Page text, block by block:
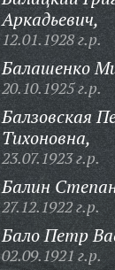
Аркадьевич,
12.01.1928 г.р.
Балашенко
20.10.1925 г.р.
Балзовская
Тихоновна,
23.07.1923 г.р.
Балин
27.12.1922 г.р.
Бало Петр
02.09.1921 г.р.